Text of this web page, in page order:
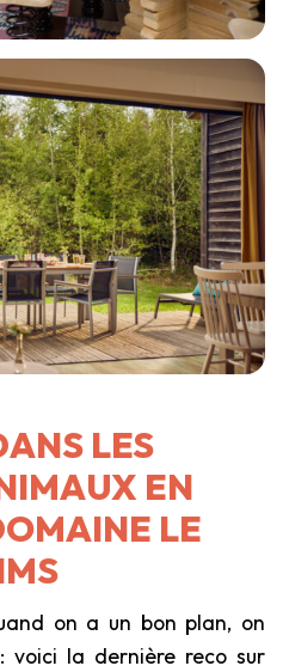
LES
EN
LE
on a un bon plan, on
voici la dernière reco sur